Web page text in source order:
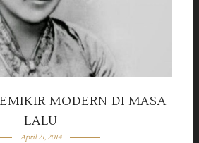
MODERN DI MASA
LALU
April 21, 2014